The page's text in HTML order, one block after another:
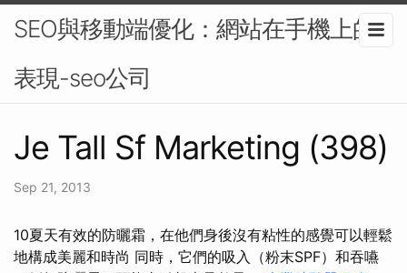
SEO與移動端優化：網站在手機上的
表現-seo公司
Je Tall Sf Marketing (398)
Sep 21, 2013
10夏天有效的防曬霜，在他們身後沒有粘性的感覺可以輕鬆
地構成美麗和時尚 同時，它們的吸入（粉末SPF）和吞嚥